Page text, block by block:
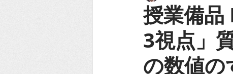
授業備品
3視点」
の数値の